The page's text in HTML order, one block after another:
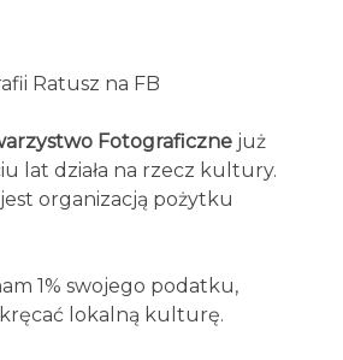
Ratusz na FB
Fotograficzne już
lat działa na rzecz kultury.
organizacją pożytku
1% swojego podatku,
lokalną kulturę.